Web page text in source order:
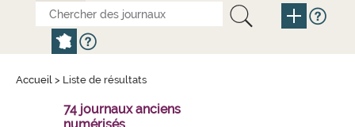
Accueil > Liste de résultats
74 journaux anciens
numérisés